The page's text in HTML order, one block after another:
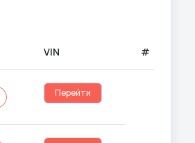
VIN #
Перейти